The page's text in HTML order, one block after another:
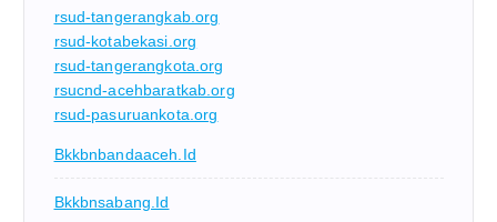
rsud-tangerangkab.org
rsud-kotabekasi.org
rsud-tangerangkota.org
rsucnd-acehbaratkab.org
rsud-pasuruankota.org
Bkkbnbandaaceh.id
Bkkbnsabang.id